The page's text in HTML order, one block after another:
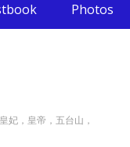
Photos
妃，皇帝，五台山，